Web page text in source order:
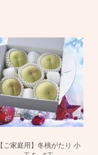
【ご家庭用】冬桃がたり 小